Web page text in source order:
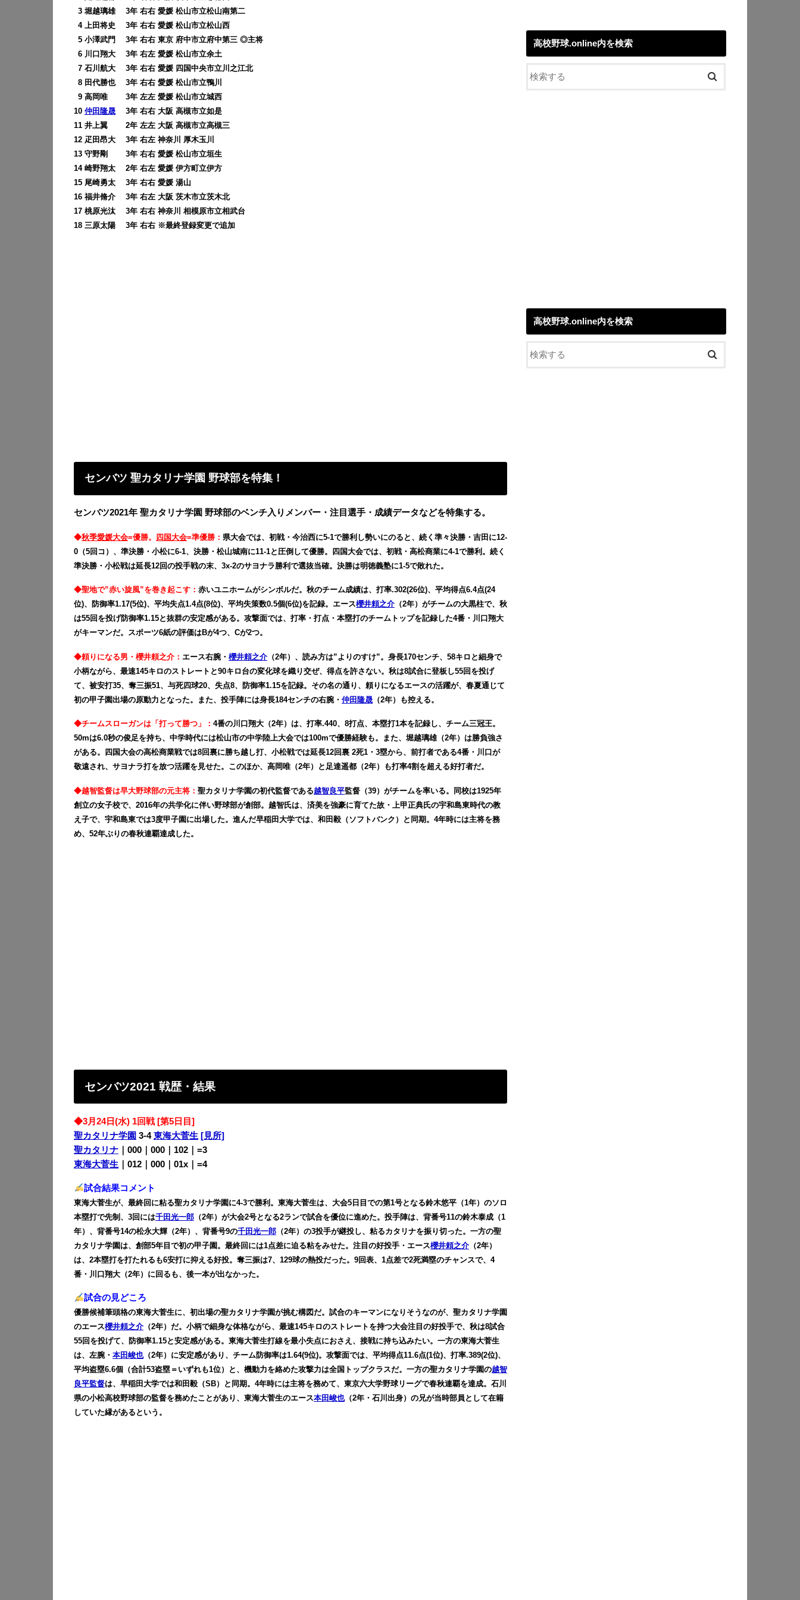
3 堀越璃雄 3年 右右 愛媛 松山市立松山南第二
4 上田将史 3年 右右 愛媛 松山市立松山西
5 小澤武門 3年 右右 東京 府中市立府中第三 ◎主将
6 川口翔大 3年 右左 愛媛 松山市立余土
7 石川航大 3年 右右 愛媛 四国中央市立川之江北
8 田代勝也 3年 右右 愛媛 松山市立鴨川
9 高岡唯 3年 左左 愛媛 松山市立城西
10 仲田隆晟 3年 右右 大阪 高槻市立如是
11 井上翼 2年 左左 大阪 高槻市立高槻三
12 疋田昂大 3年 右左 神奈川 厚木玉川
13 守野剛 3年 右右 愛媛 松山市立垣生
14 崎野翔太 2年 右左 愛媛 伊方町立伊方
15 尾崎勇太 3年 右右 愛媛 湯山
16 福井脩介 3年 右左 大阪 茨木市立茨木北
17 桃原光汰 3年 右右 神奈川 相模原市立相武台
18 三原太陽 3年 右右 ※最終登録変更で追加
センバツ 聖カタリナ学園 野球部を特集！
センバツ2021年 聖カタリナ学園 野球部のベンチ入りメンバー・注目選手・成績データなどを特集する。
◆秋季愛媛大会=優勝。 四国大会=準優勝： 県大会では、初戦・今治西に5-1で勝利し勢いにのると、続く準々決勝・吉田に12-
0（5回コ）、準決勝・小松に6-1、決勝・松山城南に11-1と圧倒して優勝。四国大会では、初戦・高松商業に4-1で勝利。続く
準決勝・小松戦は延長12回の投手戦の末、3x-2のサヨナラ勝利で選抜当確。決勝は明徳義塾に1-5で敗れた。
◆聖地で”赤い旋風”を巻き起こす： 赤いユニホームがシンボルだ。秋のチーム成績は、打率.302(26位)、平均得点6.4点(24
位)、防御率1.17(5位)、平均失点1.4点(8位)、平均失策数0.5個(6位)を記録。エース櫻井頼之介 （2年）がチームの大黒柱で、秋
は55回を投げ防御率1.15と抜群の安定感がある。攻撃面では、打率・打点・本塁打のチームトップを記録した4番・川口翔大
がキーマンだ。 スポーツ6紙の評価はBが4つ、Cが2つ。
◆頼りになる男・櫻井頼之介： エース右腕・ 櫻井頼之介 （2年）、読み方は”よりのすけ”。身長170センチ、58キロと細身で
小柄ながら、最速145キロのストレートと90キロ台の変化球を織り交ぜ、得点を許さない。秋は8試合に登板し55回を投げ
て、被安打35、奪三振51、与死四球20、失点8、防御率1.15を記録。その名の通り、頼りになるエースの活躍が、春夏通じて
初の甲子園出場の原動力となった。また、投手陣には身長184センチの右腕・ 仲田隆晟 （2年）も控える。
◆チームスローガンは「打って勝つ」： 4番の川口翔大（2年）は、打率.440、8打点、本塁打1本を記録し、チーム三冠王。
50mは6.0秒の俊足を持ち、中学時代には松山市の中学陸上大会では100mで優勝経験も。また、堀越璃雄（2年）は勝負強さ
がある。四国大会の高松商業戦では8回裏に勝ち越し打、小松戦では延長12回裏 2死1・3塁から、前打者である4番・川口が
敬遠され、サヨナラ打を放つ活躍を見せた。このほか、高岡唯（2年）と足達遥都（2年）も打率4割を超える好打者だ。
◆越智監督は早大野球部の元主将： 聖カタリナ学園の初代監督である越智良平監督（39）がチームを率いる。同校は1925年
創立の女子校で、2016年の共学化に伴い野球部が創部。越智氏は、済美を強豪に育てた故・上甲正典氏の宇和島東時代の教
え子で、宇和島東では3度甲子園に出場した。進んだ早稲田大学では、和田毅（ソフトバンク）と同期。4年時には主将を務
め、52年ぶりの春秋連覇達成した。
センバツ2021 戦歴・結果
◆3月24日(水) 1回戦 [第5日目]
聖カタリナ学園 3-4東海大菅生 [見所]
聖カタリナ ｜000｜000｜102｜=3
東海大菅生 ｜012｜000｜01x｜=4
試合結果コメント
東海大菅生が、最終回に粘る聖カタリナ学園に4-3で勝利。東海大菅生は、大会5日目での第1号となる鈴木悠平（1年）のソロ
本塁打で先制、3回には千田光一郎 （2年）が大会2号となる2ランで試合を優位に進めた。投手陣は、背番号11の鈴木泰成（1
年）、背番号14の松永大輝（2年）、背番号9の千田光一郎 （2年）の3投手が継投し、粘るカタリナを振り切った。一方の聖
カタリナ学園は、創部5年目で初の甲子園。最終回には1点差に迫る粘をみせた。注目の好投手・エース櫻井頼之介 （2年）
は、2本塁打を打たれるも6安打に抑える好投。奪三振は7、129球の熱投だった。9回表、1点差で2死満塁のチャンスで、4
番・川口翔大（2年）に回るも、後一本が出なかった。
試合の見どころ
優勝候補筆頭格の東海大菅生に、初出場の聖カタリナ学園が挑む構図だ。試合のキーマンになりそうなのが、聖カタリナ学園
のエース櫻井頼之介 （2年）だ。小柄で細身な体格ながら、最速145キロのストレートを持つ大会注目の好投手で、秋は8試合
55回を投げて、防御率1.15と安定感がある。東海大菅生打線を最小失点におさえ、接戦に持ち込みたい。 一方の東海大菅生
は、左腕・ 本田峻也（2年）に安定感があり、チーム防御率は1.64(9位)。攻撃面では、平均得点11.6点(1位)、打率.389(2位)、
平均盗塁6.6個（合計53盗塁＝いずれも1位）と、機動力を絡めた攻撃力は全国トップクラスだ。一方の聖カタリナ学園の越智
良平監督は、早稲田大学では和田毅（SB）と同期。4年時には主将を務めて、東京六大学野球リーグで春秋連覇を達成。石川
県の小松高校野球部の監督を務めたことがあり、東海大菅生のエース本田峻也（2年・石川出身）の兄が当時部員として在籍
していた縁があるという。
高校野球.online内を検索
高校野球.online内を検索